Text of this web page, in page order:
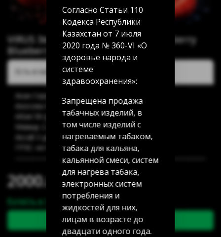
VIRUS Земляника Голубика (Strawberry
Blueberry) 50г
2000.00 тг
Купить в 1 клик
В корзину
Есть в наличии:
Акан Серы 20/5: нет в наличии
Аносова 91: нет в наличии
Абая 58 (уг Манаса): 3 шт
Мамыр 2 дом 3: 8 шт
Аксай 3 дом 7: нет в наличии
ГРЭС: нет в наличии
Согласно Статьи 110
Кодекса Республики
Казахстан от 7 июля
2020 года № 360-VI «О
здоровье народа и
системе
здравоохранения»:
Запрещена продажа
табачных изделий, в
том числе изделий с
нагреваемым табаком,
табака для кальяна,
кальянной смеси, систем
для нагрева табака,
электронных систем
потребления и
жидкостей для них,
лицам в возрасте до
двадцати одного года.